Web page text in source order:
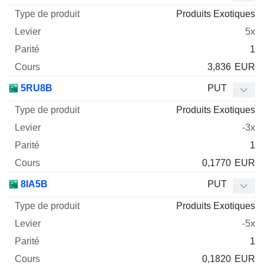
Produits Exotiques
5x
1
3,836 EUR
5RU8B PUT
Produits Exotiques
-3x
1
0,1770 EUR
8IA5B PUT
Produits Exotiques
-5x
1
0,1820 EUR